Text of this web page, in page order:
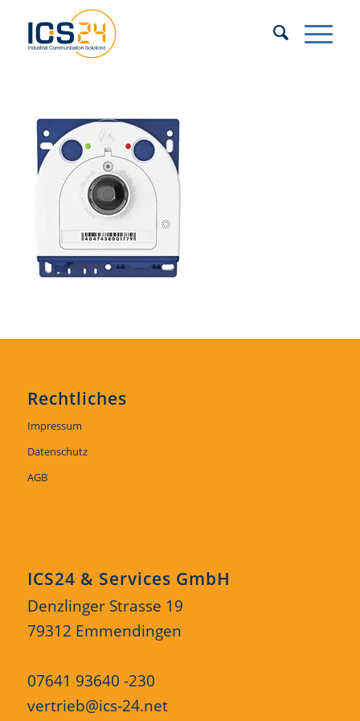
Rechtliches
Impressum
Datenschutz
AGB
ICS24 & Services GmbH
Denzlinger Strasse 19
79312 Emmendingen
07641 93640 -230
vertrieb@ics-24.net